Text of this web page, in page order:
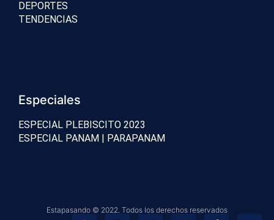
DEPORTES
TENDENCIAS
Especiales
ESPECIAL PLEBISCITO 2023
ESPECIAL PANAM | PARAPANAM
Estapasando © 2022. Todos los derechos reservados